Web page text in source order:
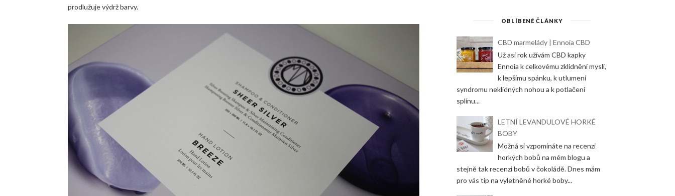
prodlužuje výdrž barvy.
OBLÍBENÉ ČLÁNKY
CBD marmelády | Ennoia CBD
Už asi rok užívám CBD kapky
Ennoia k celkovému zklidnění mysli,
k lepšímu spánku, k utlumení
syndromu neklidných nohou a k potlačení
splínu...
LETNÍ LEVANDULOVÉ HORKÉ
BOBY
Možná si vzpomínáte na recenzi
horkých bobů na mém blogu a
stejně tak recenzi bobů v čokoládě. Dnes mám
pro vás tip na vyletněné horké boby...